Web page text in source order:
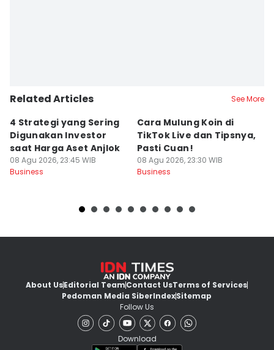
Related Articles See More
4 Strategi yang Sering
Digunakan Investor
saat Harga Aset Anjlok
08 Agu 2026, 23:45 WIB
Business
Cara Mulung Koin di
TikTok Live dan Tipsnya,
Pasti Cuan!
08 Agu 2026, 23:30 WIB
Business
About UsEditorial TeamContact UsTerms of Services
Pedoman Media SiberIndexSitemap
Follow Us
Download